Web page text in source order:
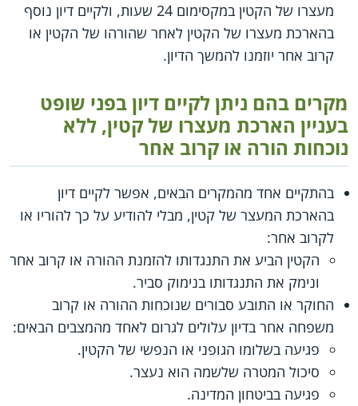
מעצרו של הקטין במקסימום 24 שעות, ולקיים דיון נוסף
בהארכת מעצרו של הקטין לאחר שהורהו של הקטין או
קרוב אחר יוזמנו להמשך הדיון.
מקרים בהם ניתן לקיים דיון בפני שופט
בעניין הארכת מעצרו של קטין, ללא
נוכחות הורה או קרוב אחר
בהתקיים אחד מהמקרים הבאים, אפשר לקיים דיון
בהארכת המעצר של קטין, מבלי להודיע על כך להוריו או
לקרוב אחר:
הקטין הביע את התנגדותו להזמנת ההורה או קרוב אחר
ונימק את התנגדותו בנימוק סביר.
החוקר או התובע סבורים שנוכחות ההורה או קרוב
משפחה אחר בדיון עלולים לגרום לאחד מהמצבים הבאים:
פגיעה בשלומו הגופני או הנפשי של הקטין.
סיכול המטרה שלשמה הוא נעצר.
פגיעה בביטחון המדינה.